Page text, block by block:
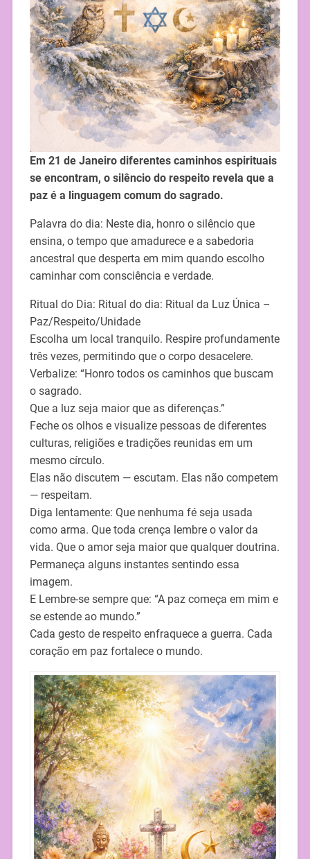
Em 21 de Janeiro diferentes caminhos espirituais
se encontram, o silêncio do respeito revela que a
paz é a linguagem comum do sagrado.
Palavra do dia: Neste dia, honro o silêncio que
ensina, o tempo que amadurece e a sabedoria
ancestral que desperta em mim quando escolho
caminhar com consciência e verdade.
Ritual do Dia: Ritual do dia: Ritual da Luz Única –
Paz/Respeito/Unidade
Escolha um local tranquilo. Respire profundamente
três vezes, permitindo que o corpo desacelere.
Verbalize: “Honro todos os caminhos que buscam
o sagrado.
Que a luz seja maior que as diferenças.”
Feche os olhos e visualize pessoas de diferentes
culturas, religiões e tradições reunidas em um
mesmo círculo.
Elas não discutem — escutam. Elas não competem
— respeitam.
Diga lentamente: Que nenhuma fé seja usada
como arma. Que toda crença lembre o valor da
vida. Que o amor seja maior que qualquer doutrina.
Permaneça alguns instantes sentindo essa
imagem.
E Lembre-se sempre que: “A paz começa em mim e
se estende ao mundo.”
Cada gesto de respeito enfraquece a guerra. Cada
coração em paz fortalece o mundo.